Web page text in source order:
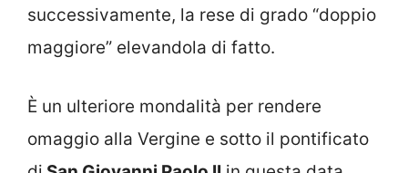
successivamente, la rese di grado “doppio
maggiore” elevandola di fatto.
È un ulteriore mondalità per rendere
omaggio alla Vergine e sotto il pontificato